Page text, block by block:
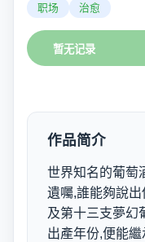
职场 治愈
暂无记录
作品简介
世界知名的葡萄
遺囑,誰能夠說
及第十三支夢幻
出產年份,便能